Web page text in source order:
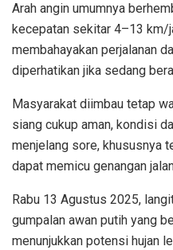
Arah angin umumnya
kecepatan sekitar 4–13
membahayakan perjalanan
diperhatikan jika sedang
Masyarakat diimbau tetap
siang cukup aman, kondisi
menjelang sore, khususnya
dapat memicu genangan
Rabu 13 Agustus 2025,
gumpalan awan putih yang
menunjukkan potensi hujan